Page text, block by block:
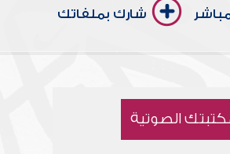
شارك بملفاتك
الصوتية